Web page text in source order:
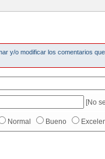
y/o modificar los comentarios
[No
Normal Bueno